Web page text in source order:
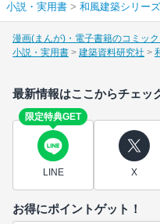
小説・実用書 > 和風建築シリーズ
漫画(まんが)・電子書籍のコミッ
小説・実用書
建築資料研究社
最新情報はここからチェッ
限定特典GET
LINE X
お得にポイントゲット！